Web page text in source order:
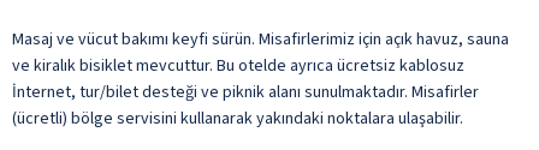
Masaj ve vücut bakımı keyfi sürün. Misafirlerimiz için açık havuz, sauna
ve kiralık bisiklet mevcuttur. Bu otelde ayrıca ücretsiz kablosuz
İnternet, tur/bilet desteği ve piknik alanı sunulmaktadır. Misafirler
(ücretli) bölge servisini kullanarak yakındaki noktalara ulaşabilir.